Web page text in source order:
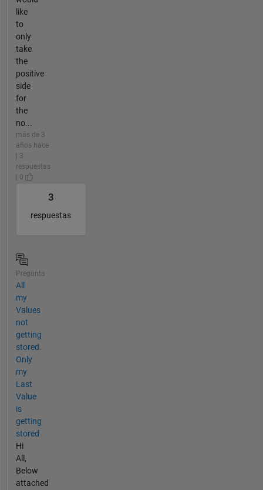
like
to
only
take
the
positive
side
for
the
no...
más de 3
años hace
| 3
respuestas
| 0
3
respuestas
Pregunta
All
my
Values
not
getting
stored.
Only
my
Last
Value
is
getting
stored
Hi
All,
Below
attached